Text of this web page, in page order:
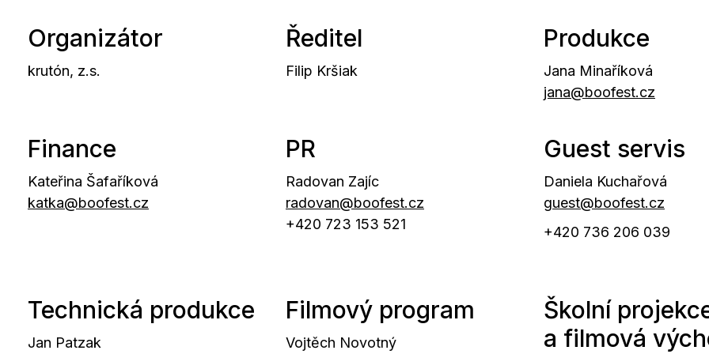
Organizátor
krutón, z.s.
Ředitel
Filip Kršiak
Produkce
Jana Minaříková
jana@boofest.cz
Finance
Kateřina Šafaříková
katka@boofest.cz
PR
Radovan Zajíc
radovan@boofest.cz
+420 723 153 521
Guest servis
Daniela Kuchařová
guest@boofest.cz
+420 736 206 039
Technická produkce
Jan Patzak
Filmový program
Vojtěch Novotný
Školní
a filmová